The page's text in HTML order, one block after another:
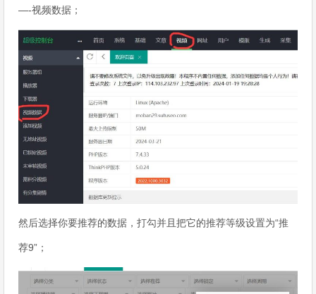
—-视频数据；
然后选择你要推荐的数据，打勾并且把它的推荐等级设置为“推
荐9”；